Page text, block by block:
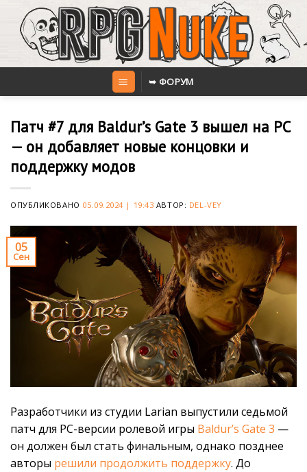
content
➥ ФОРУМ
Патч #7 для Baldur’s Gate 3 вышел на PC
— он добавляет новые концовки и
поддержку модов
ОПУБЛИКОВАНО 05.09.2024 | 19:43 АВТОР: DEL-VEY
05
Сен
Разработчики из студии Larian выпустили седьмой
патч для PC-версии ролевой игры Baldur’s Gate 3 —
он должен был стать финальным, однако позднее
авторы решили продолжить поддержку. До